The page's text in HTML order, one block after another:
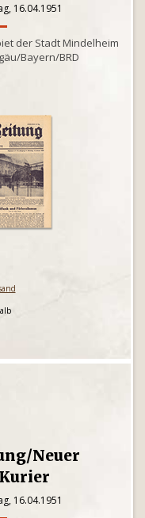
16.04.1951
der Stadt Mindelheim
Bayern/BRD
Neuer
16.04.1951